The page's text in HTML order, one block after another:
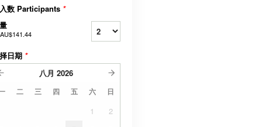
数 Participants *
AU$141.44
日期 *
八月 2026
二 三 四 五 六 日
1
2